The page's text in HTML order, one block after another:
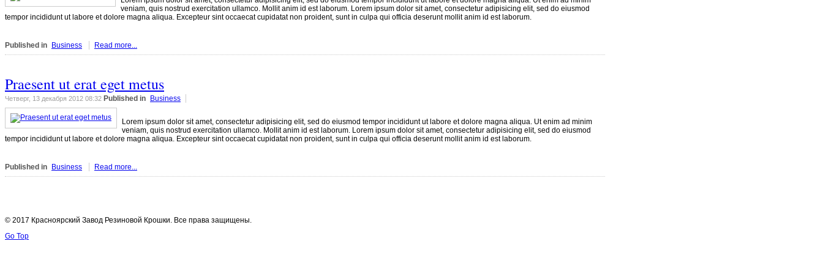
veniam, quis nostrud exercitation ullamco. Mollit anim id est laborum. Lorem ipsum dolor sit amet, consectetur adipisicing elit, sed do eiusmod
tempor incididunt ut labore et dolore magna aliqua. Excepteur sint occaecat cupidatat non proident, sunt in culpa qui officia deserunt mollit anim id est laborum.
Published in Business Read more...
Praesent ut erat eget metus
Четверг, 13 декабря 2012 08:32 Published in Business
Lorem ipsum dolor sit amet, consectetur adipisicing elit, sed do eiusmod tempor incididunt ut labore et dolore magna aliqua. Ut enim ad minim
veniam, quis nostrud exercitation ullamco. Mollit anim id est laborum. Lorem ipsum dolor sit amet, consectetur adipisicing elit, sed do eiusmod
tempor incididunt ut labore et dolore magna aliqua. Excepteur sint occaecat cupidatat non proident, sunt in culpa qui officia deserunt mollit anim id est laborum.
Published in Business Read more...
© 2017 Красноярский Завод Резиновой Крошки. Все права защищены.
Go Top